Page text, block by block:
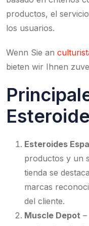
productos, el
los usuarios.
Wenn Sie an
bieten wir Ihnen
Esteroides
productos y un
tienda se
marcas
del cliente.
Muscle Depot